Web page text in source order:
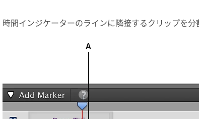
時間インジケーターのラインに隣接するクリップを